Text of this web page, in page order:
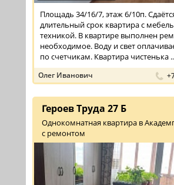
Площадь 34/16/7, этаж 6/10п.
длительный срок квартира с
техникой. В квартире выполнен
необходимое. Воду и свет
по счетчикам. Квартира чистенька
Олег Иванович
Героев Труда 27 Б
Однокомнатная квартира в
с ремонтом